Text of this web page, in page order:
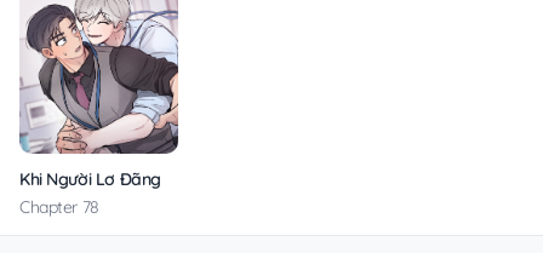
Khi Người Lơ Đãng
Chapter 78